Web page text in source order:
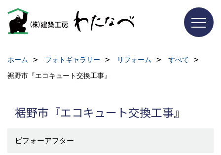
ホーム フォトギャラリー リフォーム
すべて
裾野市『エコキュート交換工事』
裾野市『エコキュート交換工事』
ビフォーアフター